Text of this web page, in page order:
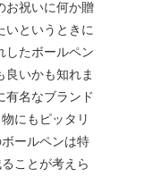
いというときに
したボールペン
良いかも知れま
有名なブランド
にもピッタリ
ールペンは特
ことが考えら